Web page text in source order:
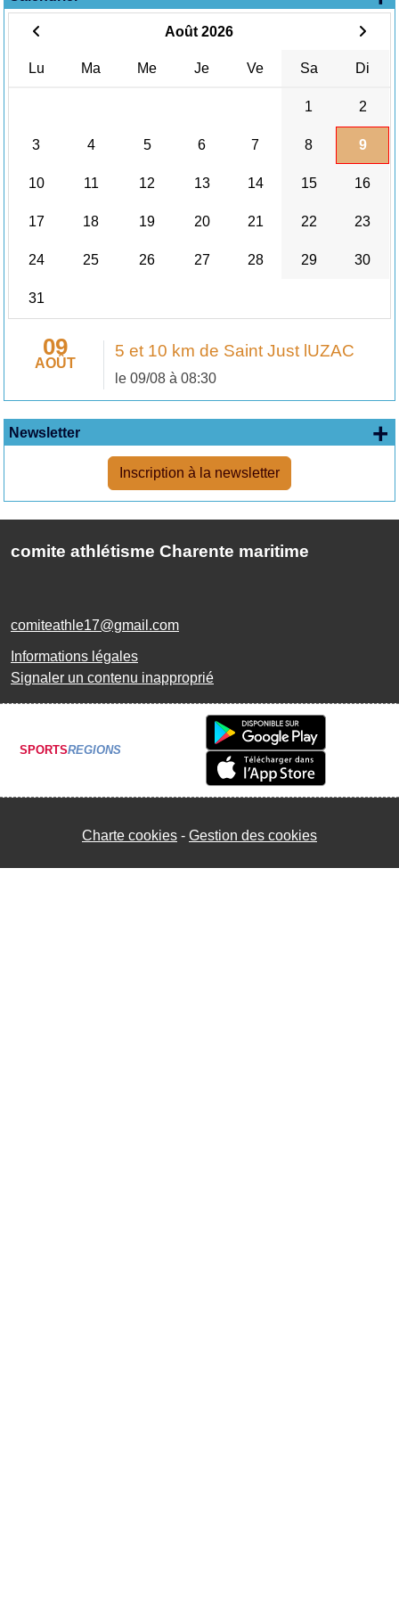
Août 2026
Lu Ma Me Je Ve Sa Di
1 2
3 4 5 6 7 8 9
10 11 12 13 14 15 16
17 18 19 20 21 22 23
24 25 26 27 28 29 30
31
09
AOÛT
5 et 10 km de Saint Just lUZAC
le 09/08 à 08:30
Newsletter
Inscription à la newsletter
+
comite athlétisme Charente maritime
comiteathle17@gmail.com
Informations légales
Signaler un contenu inapproprié
SPORTSREGIONS
Charte cookies Gestion des cookies